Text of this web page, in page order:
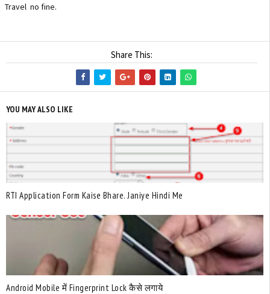
Travel no fine.
Share This:
YOU MAY ALSO LIKE
RTI Application Form Kaise Bhare. Janiye Hindi Me
Android Mobile में Fingerprint Lock कैसे लगाये